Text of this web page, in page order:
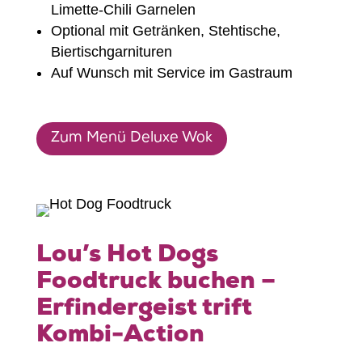
Limette-Chili Garnelen
Optional mit Getränken, Stehtische,
Biertischgarnituren
Auf Wunsch mit Service im Gastraum
Zum Menü Deluxe Wok
Lou’s Hot Dogs
Foodtruck buchen –
Erfindergeist trift
Kombi-Action